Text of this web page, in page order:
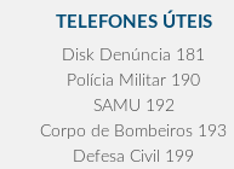
TELEFONES ÚTEIS
Disk Denúncia 181
Polícia Militar 190
SAMU 192
Corpo de Bombeiros 193
Defesa Civil 199